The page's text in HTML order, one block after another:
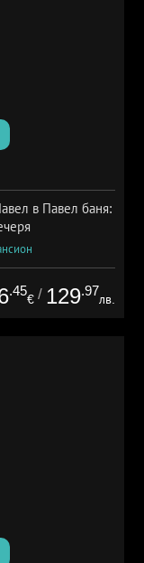
в Павел баня:
.45
€ / 129.97
лв.